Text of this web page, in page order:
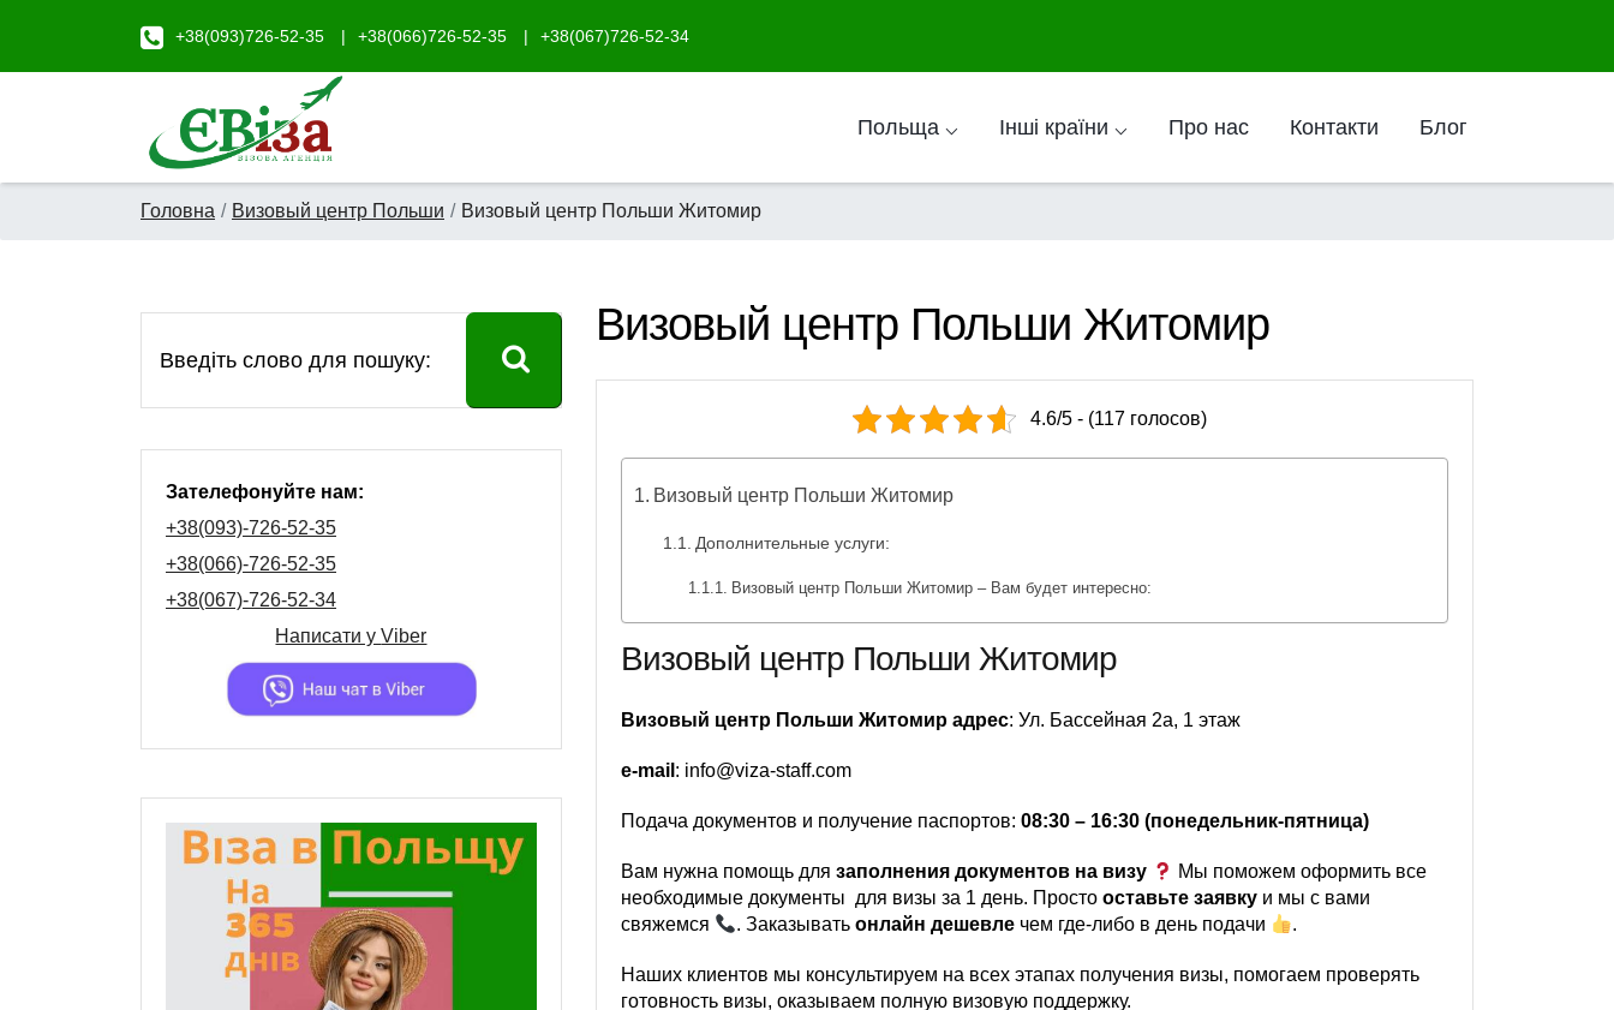
+38(093)726-52-35 +38(066)726-52-35 +38(067)726-52-34
Польща ⌵ Інші країни ⌵ Про нас Контакти Блог
Головна Визовый центр Польши Визовый центр Польши Житомир
Визовый центр Польши Житомир
4.6/5 - (117 голосов)
Визовый центр Польши Житомир
Дополнительные услуги:
Визовый центр Польши Житомир – Вам будет интересно:
Визовый центр Польши Житомир
Визовый центр Польши Житомир адрес: Ул. Бассейная 2a, 1 этаж
e-mail : info@viza-staff.com
Подача документов и получение паспортов: 08:30 – 16:30 (понедельник-пятница)
Вам нужна помощь для заполнения документов на визу
Мы поможем оформить все
необходимые документы для визы за 1 день. Просто оставьте заявкуи мы с вами
свяжемся
. Заказывать онлайн дешевлечем где-либо в день подачи .
Наших клиентов мы консультируем на всех этапах получения визы, помогаем проверять
готовность визы, оказываем полную визовую поддержку.
Зателефонуйте нам:
+38(093)-726-52-35
+38(066)-726-52-35
+38(067)-726-52-34
Написати уViber